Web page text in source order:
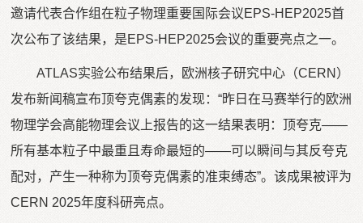
邀请代表合作组在粒子物理重要国际会议EPS-HEP2025首
次公布了该结果，是EPS-HEP2025会议的重要亮点之一。
ATLAS实验公布结果后，欧洲核子研究中心（CERN）
发布新闻稿宣布顶夸克偶素的发现：“昨日在马赛举行的欧洲
物理学会高能物理会议上报告的这一结果表明：顶夸克——
所有基本粒子中最重且寿命最短的——可以瞬间与其反夸克
配对，产生一种称为顶夸克偶素的准束缚态”。该成果被评为
CERN 2025年度科研亮点。